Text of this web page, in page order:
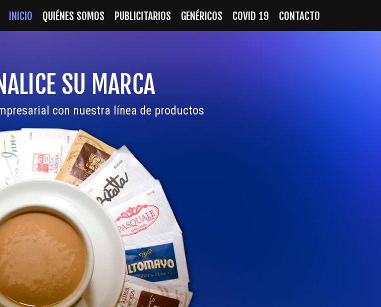
INICIO QUIÉNES SOMOS PUBLICITARIOS GENÉRICOS COVID 19 CONTACTO
SU MARCA
con nuestra línea de productos